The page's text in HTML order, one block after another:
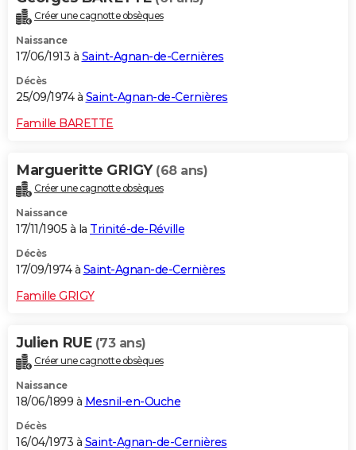
Créer une cagnotte obsèques
Naissance
17/06/1913 à Saint-Agnan-de-Cernières
Décès
25/09/1974 à Saint-Agnan-de-Cernières
Famille BARETTE
Margueritte GRIGY (68 ans)
Créer une cagnotte obsèques
Naissance
17/11/1905 à la Trinité-de-Réville
Décès
17/09/1974 à Saint-Agnan-de-Cernières
Famille GRIGY
Julien RUE (73 ans)
Créer une cagnotte obsèques
Naissance
18/06/1899 à Mesnil-en-Ouche
Décès
16/04/1973 à Saint-Agnan-de-Cernières